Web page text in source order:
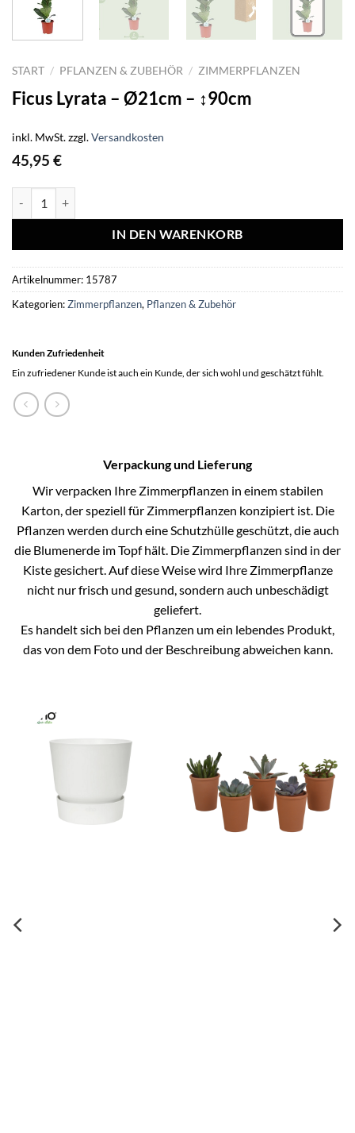
START / PFLANZEN & ZUBEHÖR / ZIMMERPFLANZEN
Ficus Lyrata – Ø21cm – ↕90cm
inkl. MwSt.zzgl.Versandkosten
45,95 €
IN DEN WARENKORB
Artikelnummer: 15787
Kategorien:Zimmerpflanzen, Pflanzen & Zubehör
Kunden Zufriedenheit
Ein zufriedener Kunde ist auch ein Kunde, der sich wohl und geschätzt fühlt.
Verpackung und Lieferung
Wir verpacken Ihre Zimmerpflanzen in einem stabilen
Karton, der speziell für Zimmerpflanzen konzipiert ist. Die
Pflanzen werden durch eine Schutzhülle geschützt, die auch
die Blumenerde im Topf hält. Die Zimmerpflanzen sind in der
Kiste gesichert. Auf diese Weise wird Ihre Zimmerpflanze
nicht nur frisch und gesund, sondern auch unbeschädigt
geliefert.
Es handelt sich bei den Pflanzen um ein lebendes Produkt,
das von dem Foto und der Beschreibung abweichen kann.